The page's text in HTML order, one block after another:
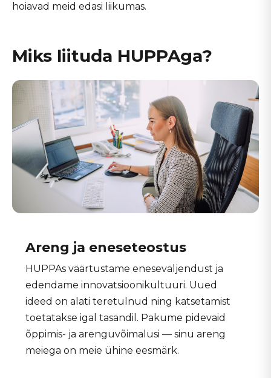
hoiavad meid edasi liikumas.
Miks liituda HUPPAga?
Areng ja eneseteostus
HUPPAs väärtustame eneseväljendust ja
edendame innovatsioonikultuuri. Uued
ideed on alati teretulnud ning katsetamist
toetatakse igal tasandil. Pakume pidevaid
õppimis- ja arenguvõimalusi — sinu areng
meiega on meie ühine eesmärk.